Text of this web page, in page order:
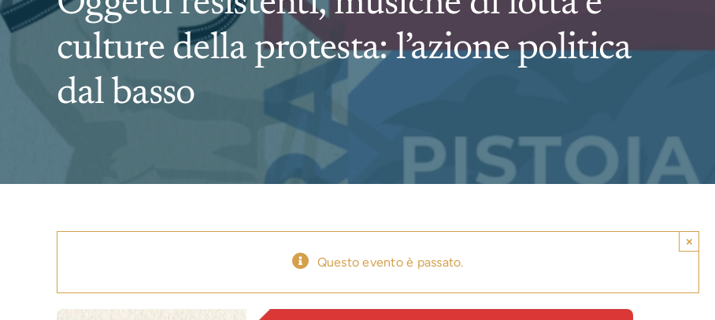
culture della protesta: l’azione politica
dal basso
Questo evento è passato.
×